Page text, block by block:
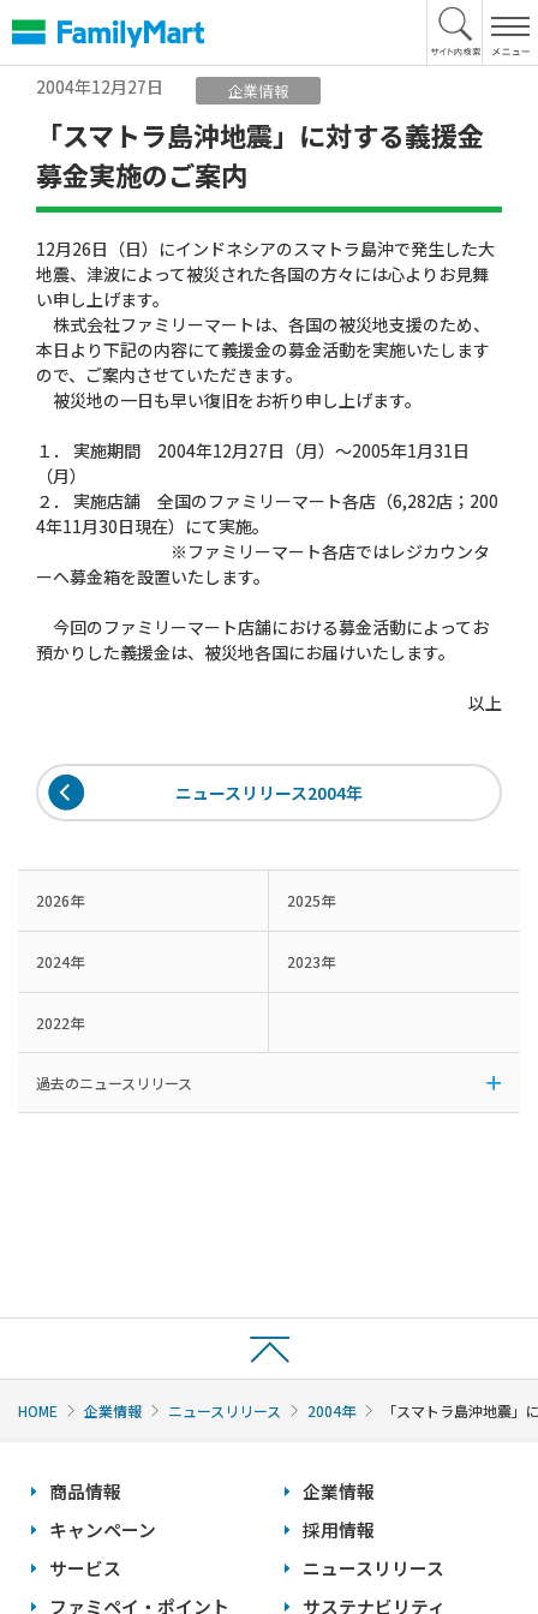
文
へ
2004年12月27日
企業情報
「スマトラ島沖地震」に対する義援金
募金実施のご案内
12月26日（日）にインドネシアのスマトラ島沖で発生した大
地震、津波によって被災された各国の方々には心よりお見舞
い申し上げます。
株式会社ファミリーマートは、各国の被災地支援のため、
本日より下記の内容にて義援金の募金活動を実施いたします
ので、ご案内させていただきます。
被災地の一日も早い復旧をお祈り申し上げます。
１． 実施期間 2004年12月27日（月）〜2005年1月31日
（月）
２． 実施店舗 全国のファミリーマート各店（6,282店；200
4年11月30日現在）にて実施。
※ファミリーマート各店ではレジカウンタ
ーへ募金箱を設置いたします。
今回のファミリーマート店舗における募金活動によってお
預かりした義援金は、被災地各国にお届けいたします。
以上
ニュースリリース2004年
2026年 2025年
2024年 2023年
2022年
過去のニュースリリース
HOME 企業情報 ニュースリリース 2004年 「スマトラ島沖地震
商品情報
キャンペーン
サービス
ファミペイ・ポイント
企業情報
採用情報
ニュースリリース
サステナビリティ